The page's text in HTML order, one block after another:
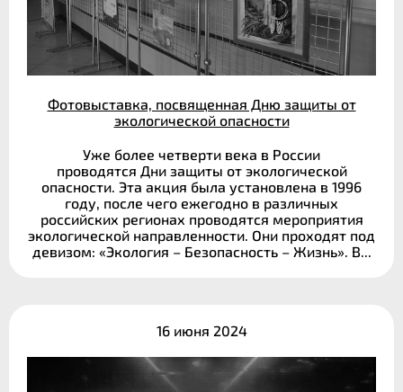
Фотовыставка, посвященная Дню защиты от
экологической опасности
Уже более четверти века в России
проводятся Дни защиты от экологической
опасности. Эта акция была установлена в 1996
году, после чего ежегодно в различных
российских регионах проводятся мероприятия
экологической направленности. Они проходят под
девизом: «Экология – Безопасность – Жизнь». В...
16 июня 2024